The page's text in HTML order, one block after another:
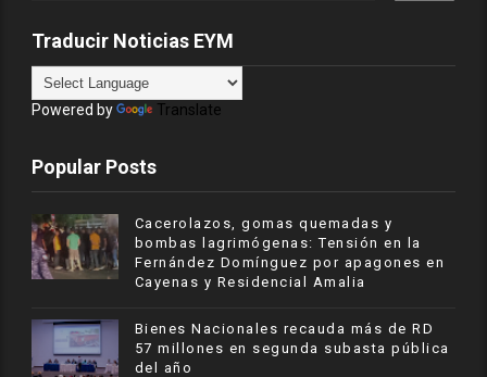
Traducir Noticias EYM
Powered by Translate
Popular Posts
Cacerolazos, gomas quemadas y
bombas lagrimógenas: Tensión en la
Fernández Domínguez por apagones en
Cayenas y Residencial Amalia
Bienes Nacionales recauda más de RD
57 millones en segunda subasta pública
del año